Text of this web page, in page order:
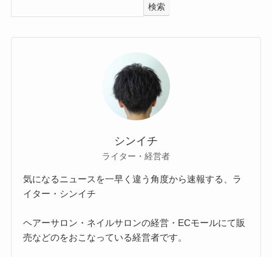
検索
シンイチ
ライター・経営者
気になるニュースを一早く違う角度から速報する、ラ
イター・シンイチ
ヘアーサロン・ネイルサロンの経営・ECモールにて販
売などのをおこなっている経営者です。